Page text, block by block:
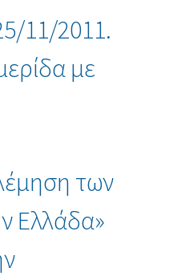
11/2011.
με
των
Ελλάδα»